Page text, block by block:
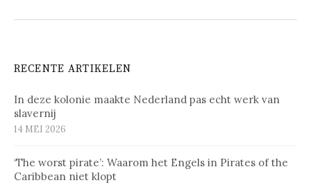
RECENTE ARTIKELEN
In deze kolonie maakte Nederland pas echt werk van
slavernij
14 MEI 2026
‘The worst pirate’: Waarom het Engels in Pirates of the
Caribbean niet klopt